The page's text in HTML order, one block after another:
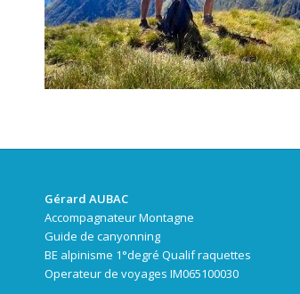
Gérard AUBAC
Accompagnateur Montagne
Guide de canyonning
BE alpinisme 1°degré Qualif raquettes
Operateur de voyages IM065100030